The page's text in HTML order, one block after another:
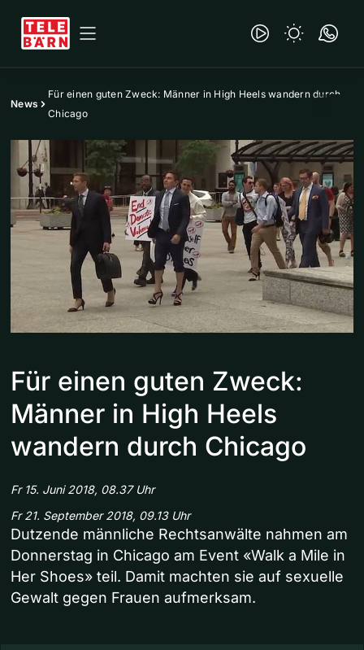
News
Für einen guten Zweck: Männer in High Heels wandern durch
Chicago
Für einen guten Zweck:
Männer in High Heels
wandern durch Chicago
Fr 15. Juni 2018, 08.37 Uhr
Fr 21. September 2018, 09.13 Uhr
Dutzende männliche Rechtsanwälte nahmen am
Donnerstag in Chicago am Event «Walk a Mile in
Her Shoes» teil. Damit machten sie auf sexuelle
Gewalt gegen Frauen aufmerksam.